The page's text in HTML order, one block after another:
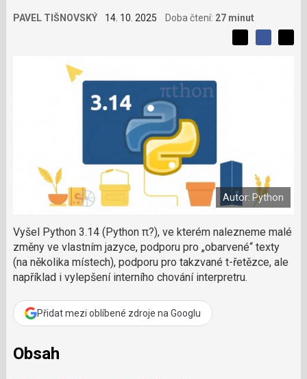
PAVEL TIŠNOVSKÝ 14. 10. 2025 Doba čtení: 27 minut
á
n
k
?
o
SS
e
b
o
u
Autor: Python
Vyšel Python 3.14 (Python π?), ve kterém nalezneme malé
změny ve vlastním jazyce, podporu pro „obarvené“ texty
(na několika místech), podporu pro takzvané t-řetězce, ale
například i vylepšení interního chování interpretru.
Přidat mezi oblíbené zdroje na Googlu
Obsah